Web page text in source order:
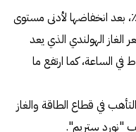
وقفزت العقود الآجلة المعيارية بنسبة 12٪، بعد انخفاضها لأدنى مستوى
الغاز الهولندي الذي يعد
يورو للميغاواط في الساعة، كما ارتفع ما
في قطاع الطاقة والغاز
"نورد ستريم".